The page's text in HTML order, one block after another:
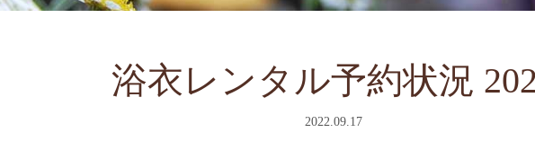
浴衣レンタル予約状況
2022.09.17